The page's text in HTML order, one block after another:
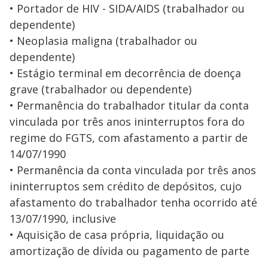
• Portador de HIV - SIDA/AIDS (trabalhador ou
dependente)
• Neoplasia maligna (trabalhador ou
dependente)
• Estágio terminal em decorrência de doença
grave (trabalhador ou dependente)
• Permanência do trabalhador titular da conta
vinculada por três anos ininterruptos fora do
regime do FGTS, com afastamento a partir de
14/07/1990
• Permanência da conta vinculada por três anos
ininterruptos sem crédito de depósitos, cujo
afastamento do trabalhador tenha ocorrido até
13/07/1990, inclusive
• Aquisição de casa própria, liquidação ou
amortização de dívida ou pagamento de parte